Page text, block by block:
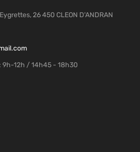
26 450 CLEON D'ANDRAN
9h-12h / 14h45 - 18h30